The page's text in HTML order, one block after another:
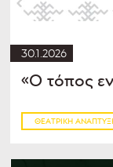
30.1.2026
«Ο τόπος
ΘΕΑΤΡΙΚΉ